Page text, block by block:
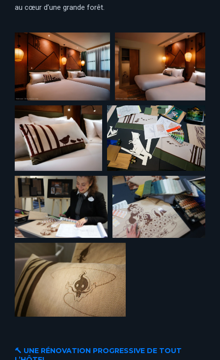
au cœur d’une grande forêt.
🔨 UNE RÉNOVATION PROGRESSIVE DE TOUT